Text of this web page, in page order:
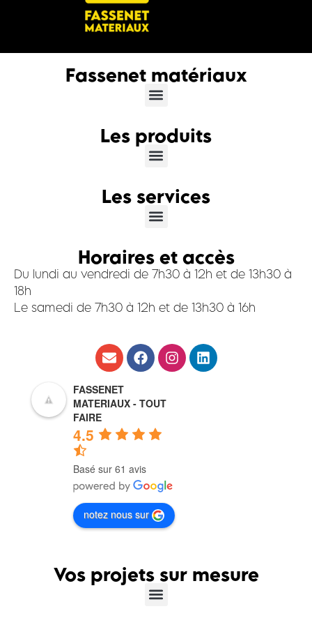
Fassenet matériaux
Les produits
Les services
Horaires et accès
Du lundi au vendredi de 7h30 à 12h et de 13h30 à
18h
Le samedi de 7h30 à 12h et de 13h30 à 16h
FASSENET
MATERIAUX - TOUT
FAIRE
4.5
Basé sur 61 avis
notez nous sur
Vos projets sur mesure